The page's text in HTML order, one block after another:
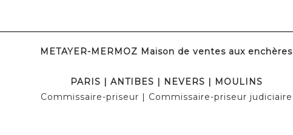
METAYER-MERMOZ Maison de ventes aux enchères
PARIS | ANTIBES | NEVERS | MOULINS
Commissaire-priseur | Commissaire-priseur judiciaire